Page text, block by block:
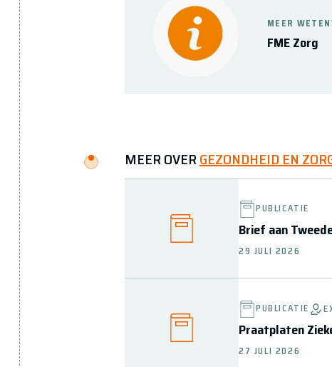
FME Zorg
MEER
MEER OVERGEZONDHEID EN
PUBLICATIE
Brief aan
29 JULI 2026
PUBLICATIE
Praatplaten
27 JULI 2026